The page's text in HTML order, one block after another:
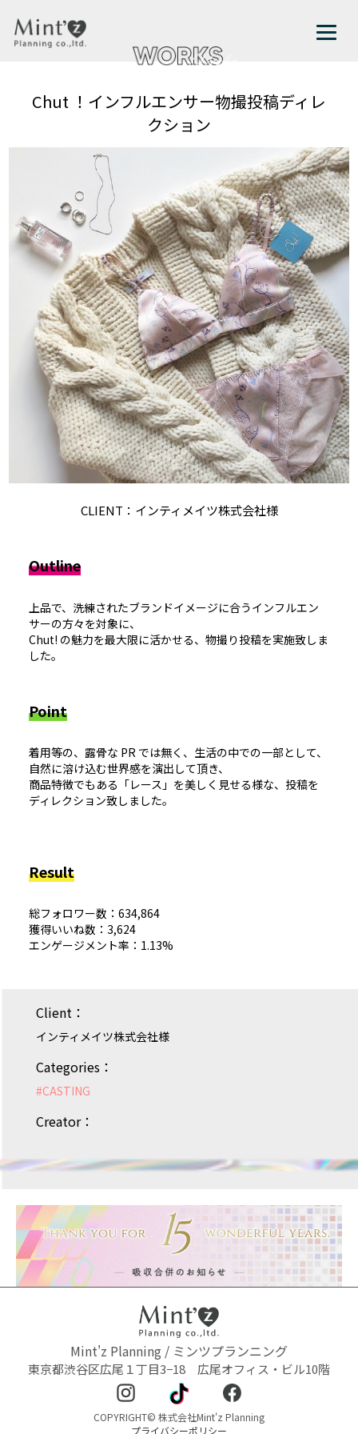
Chut ！インフルエンサー物撮投稿ディレ
クション
CLIENT：インティメイツ株式会社様
Outline
上品で、洗練されたブランドイメージに合うインフルエン
サーの方々を対象に、
Chut! の魅力を最大限に活かせる、物撮り投稿を実施致しま
した。
Point
着用等の、露骨な PR では無く、生活の中での一部として、
自然に溶け込む世界感を演出して頂き、
商品特徴でもある「レース」を美しく見せる様な、投稿を
ディレクション致しました。
Result
総フォロワー数：634,864
獲得いいね数：3,624
エンゲージメント率：1.13%
Client：
インティメイツ株式会社様
Categories：
#CASTING
Creator：
Mint'z Planning / ミンツプランニング
東京都渋谷区広尾１丁目3−18 広尾オフィス・ビル10階
COPYRIGHT© 株式会社Mint'z Planning
プライバシーポリシー